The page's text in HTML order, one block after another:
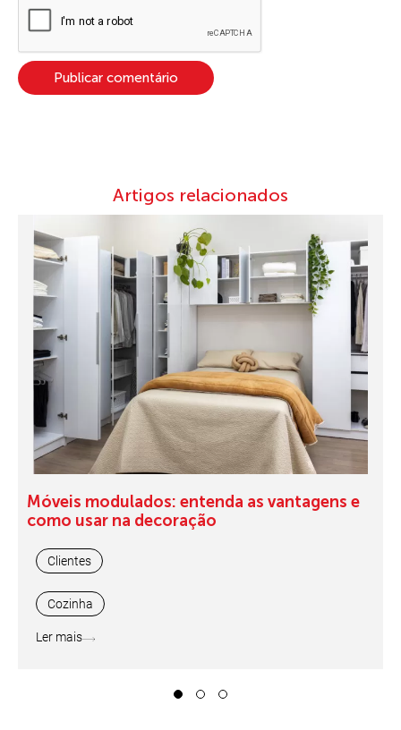
Artigos relacionados
Móveis modulados: entenda as vantagens e
como usar na decoração
Clientes
Cozinha
Ler mais
3